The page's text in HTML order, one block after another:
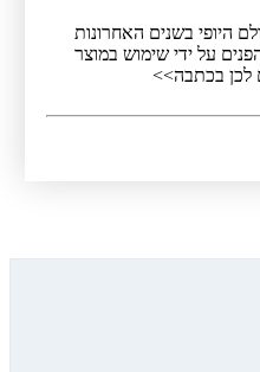
האחרונות
שימוש במוצר